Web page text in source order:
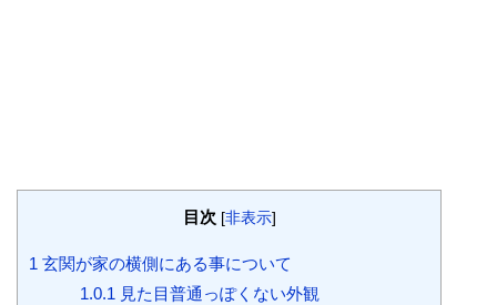
目次 [非表示]
1 玄関が家の横側にある事について
1.0.1 見た目普通っぽくない外観